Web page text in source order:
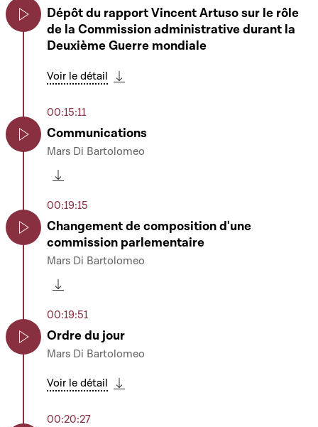
Dépôt du rapport Vincent Artuso sur le rôle
de la Commission administrative durant la
Deuxième Guerre mondiale
Voir le détail
00:15:11
Communications
Mars Di Bartolomeo
00:19:15
Changement de composition d'une
commission parlementaire
Mars Di Bartolomeo
00:19:51
Ordre du jour
Mars Di Bartolomeo
Voir le détail
00:20:27